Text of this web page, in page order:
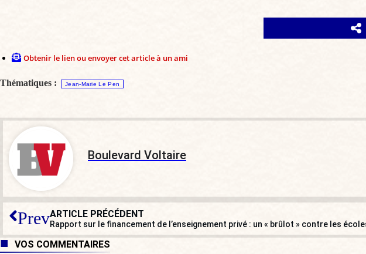
Obtenir le lien ou envoyer cet article à un ami
Thématiques : Jean-Marie Le Pen
Boulevard Voltaire
PrevARTICLE PRÉCÉDENT
VOS COMMENTAIRES